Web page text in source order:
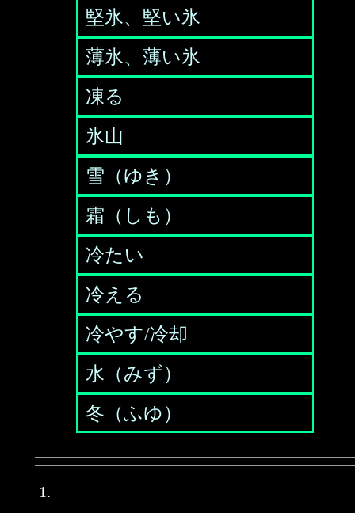
堅氷、堅い氷
薄氷、薄い氷
凍る
氷山
雪（ゆき）
霜（しも）
冷たい
冷える
冷やす/冷却
水（みず）
冬（ふゆ）
1.